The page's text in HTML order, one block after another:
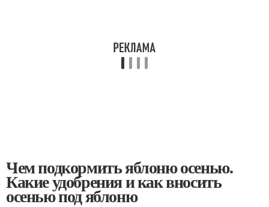
Чем подкормить яблоню осенью.
Какие удобрения и как вносить
осенью под яблоню